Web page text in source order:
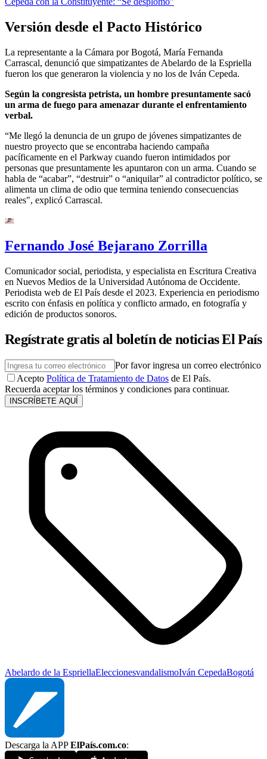
Versión desde el Pacto Histórico
La representante a la Cámara por Bogotá, María Fernanda
Carrascal, denunció que simpatizantes de Abelardo de la Espriella
fueron los que generaron la violencia y no los de Iván Cepeda.
Según la congresista petrista, un hombre presuntamente sacó
un arma de fuego para amenazar durante el enfrentamiento
verbal.
“Me llegó la denuncia de un grupo de jóvenes simpatizantes de
nuestro proyecto que se encontraba haciendo campaña
pacíficamente en el Parkway cuando fueron intimidados por
personas que presuntamente les apuntaron con un arma. Cuando se
habla de “acabar”, “destruir” o “aniquilar” al contradictor político, se
alimenta un clima de odio que termina teniendo consecuencias
reales", explicó Carrascal.
Fernando José Bejarano Zorrilla
Comunicador social, periodista, y especialista en Escritura Creativa
en Nuevos Medios de la Universidad Autónoma de Occidente.
Periodista web de El País desde el 2023. Experiencia en periodismo
escrito con énfasis en política y conflicto armado, en fotografía y
edición de productos sonoros.
Regístrate gratis al boletín de noticias El País
Por favor ingresa un correo electrónico
Acepto Política de Tratamiento de Datos de El País.
Recuerda aceptar los términos y condiciones para continuar.
INSCRÍBETE AQUÍ
Abelardo de la EspriellaEleccionesvandalismoIván CepedaBogotá
Descarga la APPElPaís.com.co: